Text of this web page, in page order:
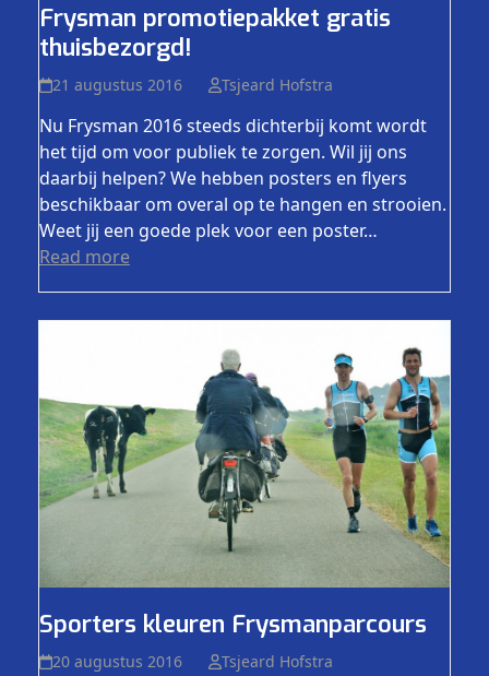
Frysman promotiepakket gratis
thuisbezorgd!
21 augustus 2016 Tsjeard Hofstra
Nu Frysman 2016 steeds dichterbij komt wordt
het tijd om voor publiek te zorgen. Wil jij ons
daarbij helpen? We hebben posters en flyers
beschikbaar om overal op te hangen en strooien.
Weet jij een goede plek voor een poster…
Read more
Sporters kleuren Frysmanparcours
20 augustus 2016 Tsjeard Hofstra